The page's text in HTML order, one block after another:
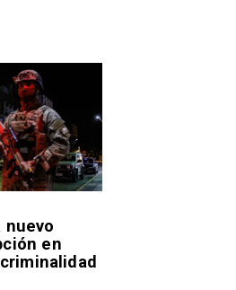
nuevo
en